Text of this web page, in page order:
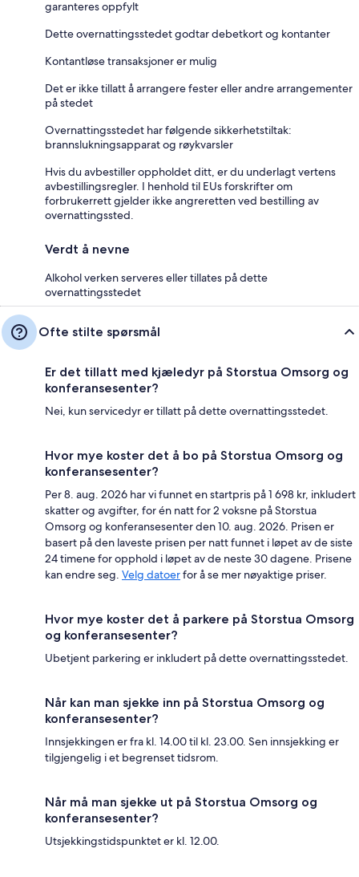
garanteres oppfylt
Dette overnattingsstedet godtar debetkort og kontanter
Kontantløse transaksjoner er mulig
Det er ikke tillatt å arrangere fester eller andre arrangementer
på stedet
Overnattingsstedet har følgende sikkerhetstiltak:
brannslukningsapparat og røykvarsler
Hvis du avbestiller oppholdet ditt, er du underlagt vertens
avbestillingsregler. I henhold til EUs forskrifter om
forbrukerrett gjelder ikke angreretten ved bestilling av
overnattingssted.
Verdt å nevne
Alkohol verken serveres eller tillates på dette
overnattingsstedet
Ofte stilte spørsmål
Er det tillatt med kjæledyr på Storstua Omsorg og
konferansesenter?
Nei, kun servicedyr er tillatt på dette overnattingsstedet.
Hvor mye koster det å bo på Storstua Omsorg og
konferansesenter?
Per 8. aug. 2026 har vi funnet en startpris på 1 698 kr, inkludert
skatter og avgifter, for én natt for 2 voksne på Storstua
Omsorg og konferansesenter den 10. aug. 2026. Prisen er
basert på den laveste prisen per natt funnet i løpet av de siste
24 timene for opphold i løpet av de neste 30 dagene. Prisene
kan endre seg. Velg datoerfor å se mer nøyaktige priser.
Hvor mye koster det å parkere på Storstua Omsorg
og konferansesenter?
Ubetjent parkering er inkludert på dette overnattingsstedet.
Når kan man sjekke inn på Storstua Omsorg og
konferansesenter?
Innsjekkingen er fra kl. 14.00 til kl. 23.00. Sen innsjekking er
tilgjengelig i et begrenset tidsrom.
Når må man sjekke ut på Storstua Omsorg og
konferansesenter?
Utsjekkingstidspunktet er kl. 12.00.